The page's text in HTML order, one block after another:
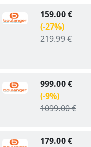
159.00 €
(-27%)
219.99 €
999.00 €
(-9%)
1099.00 €
179.00 €